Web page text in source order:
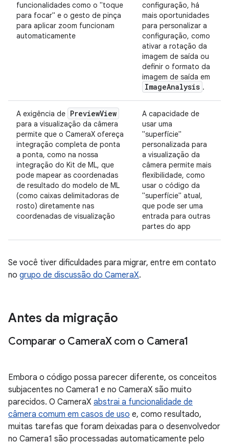
funcionalidades como o "toque
para focar" e o gesto de pinça
para aplicar zoom funcionam
automaticamente
configuração, há
mais oportunidades
para personalizar a
configuração, como
ativar a rotação da
imagem de saída ou
definir o formato da
imagem de saída em
ImageAnalysis .
A exigência de PreviewView
para a visualização da câmera
permite que o CameraX ofereça
integração completa de ponta
a ponta, como na nossa
integração do Kit de ML, que
pode mapear as coordenadas
de resultado do modelo de ML
(como caixas delimitadoras de
rosto) diretamente nas
coordenadas de visualização
A capacidade de
usar uma
"superfície"
personalizada para
a visualização da
câmera permite mais
flexibilidade, como
usar o código da
"superfície" atual,
que pode ser uma
entrada para outras
partes do app
Se você tiver dificuldades para migrar, entre em contato
no grupo de discussão do CameraX.
Antes da migração
Comparar o CameraX com o Camera1
Embora o código possa parecer diferente, os conceitos
subjacentes no Camera1 e no CameraX são muito
parecidos. O CameraX abstrai a funcionalidade de
câmera comum em casos de uso e, como resultado,
muitas tarefas que foram deixadas para o desenvolvedor
no Camera1 são processadas automaticamente pelo